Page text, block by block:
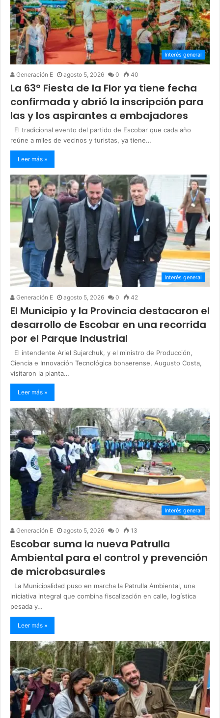
Interés general
Generación E agosto 5, 2026 0 40
La 63° Fiesta de la Flor ya tiene fecha
confirmada y abrió la inscripción para
las y los aspirantes a embajadores
El tradicional evento del partido de Escobar que cada año
reúne a miles de vecinos y turistas, ya tiene…
Leer más »
Interés general
Generación E agosto 5, 2026 0 42
El Municipio y la Provincia destacaron el
desarrollo de Escobar en una recorrida
por el Parque Industrial
El intendente Ariel Sujarchuk, y el ministro de Producción,
Ciencia e Innovación Tecnológica bonaerense, Augusto Costa,
visitaron la planta…
Leer más »
Interés general
Generación E agosto 5, 2026 0 13
Escobar suma la nueva Patrulla
Ambiental para el control y prevención
de microbasurales
La Municipalidad puso en marcha la Patrulla Ambiental, una
iniciativa integral que combina fiscalización en calle, logística
pesada y…
Leer más »